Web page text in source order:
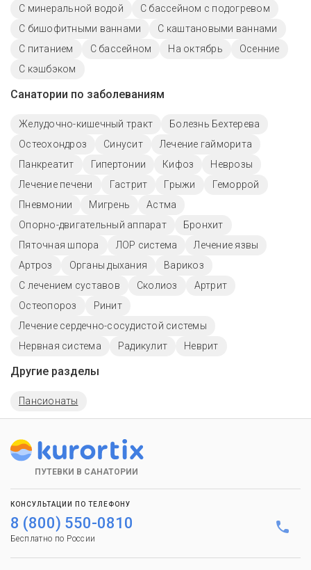
С минеральной водой
С бассейном с подогревом
С бишофитными ваннами
С каштановыми ваннами
С питанием
C бассейном На октябрь
Осенние
С кэшбэком
Санатории по заболеваниям
Желудочно-кишечный тракт
Болезнь Бехтерева
Остеохондроз
Синусит
Лечение гайморита
Панкреатит
Гипертонии Кифоз
Неврозы
Лечение печени
Гастрит Грыжи
Геморрой
Пневмонии
Мигрень
Астма
Опорно-двигательный аппарат
Бронхит
Пяточная шпора
ЛОР система
Лечение язвы
Артроз
Органы дыхания
Варикоз
С лечением суставов
Сколиоз
Артрит
Остеопороз
Ринит
Лечение сердечно-сосудистой системы
Нервная система
Радикулит Неврит
Другие разделы
Пансионаты
ПУТЕВКИ В САНАТОРИИ
КОНСУЛЬТАЦИИ ПО ТЕЛЕФОНУ
8 (800) 550-0810
Бесплатно по России